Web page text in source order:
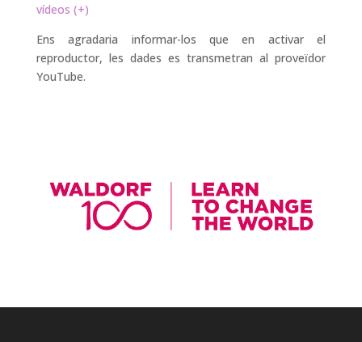
vídeos (+)
Ens agradaria informar-los que en activar el
reproductor, les dades es transmetran al proveïdor
YouTube.